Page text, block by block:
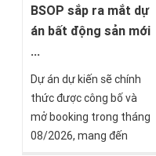
khu vực đang chuyển
mình mạnh mẽ nhờ sự
sản.
BSOP sắp ra mắt dự
án bất động sản mới
...
Dự án dự kiến sẽ chính
thức được công bố và
mở booking trong tháng
08/2026, mang đến